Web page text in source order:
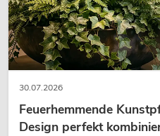
30.07.2026
Feuerhemmende
Design perfekt